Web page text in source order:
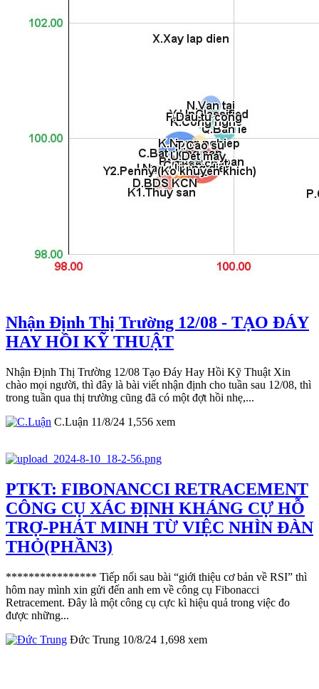
Nhận Định Thị Trường 12/08 - TẠO ĐÁY
HAY HỒI KỸ THUẬT
Nhận Định Thị Trường 12/08 Tạo Đáy Hay Hồi Kỹ Thuật Xin
chào mọi người, thì đây là bài viết nhận định cho tuần sau 12/08, thì
trong tuần qua thị trường cũng đã có một đợt hồi nhẹ,...
C.Luận 11/8/24 1,556 xem
PTKT: FIBONANCCI RETRACEMENT
CÔNG CỤ XÁC ĐỊNH KHÁNG CỰ HỖ
TRỢ-PHÁT MINH TỪ VIỆC NHÌN ĐÀN
THỎ(PHẦN3)
**************** Tiếp nối sau bài “giới thiệu cơ bản về RSI” thì
hôm nay mình xin gửi đến anh em về công cụ Fibonacci
Retracement. Đây là một công cụ cực kì hiệu quả trong việc đo
được những...
Đức Trung 10/8/24 1,698 xem